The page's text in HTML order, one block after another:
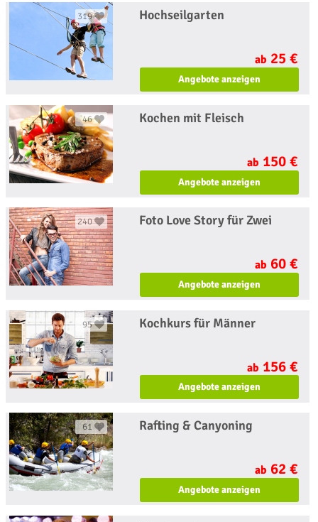
319 Hochseilgarten
ab 25 €
Angebote anzeigen
46 Kochen mit Fleisch
ab 150 €
Angebote anzeigen
240 Foto Love Story für Zwei
ab 60 €
Angebote anzeigen
95 Kochkurs für Männer
ab 156 €
Angebote anzeigen
61 Rafting & Canyoning
ab 62 €
Angebote anzeigen